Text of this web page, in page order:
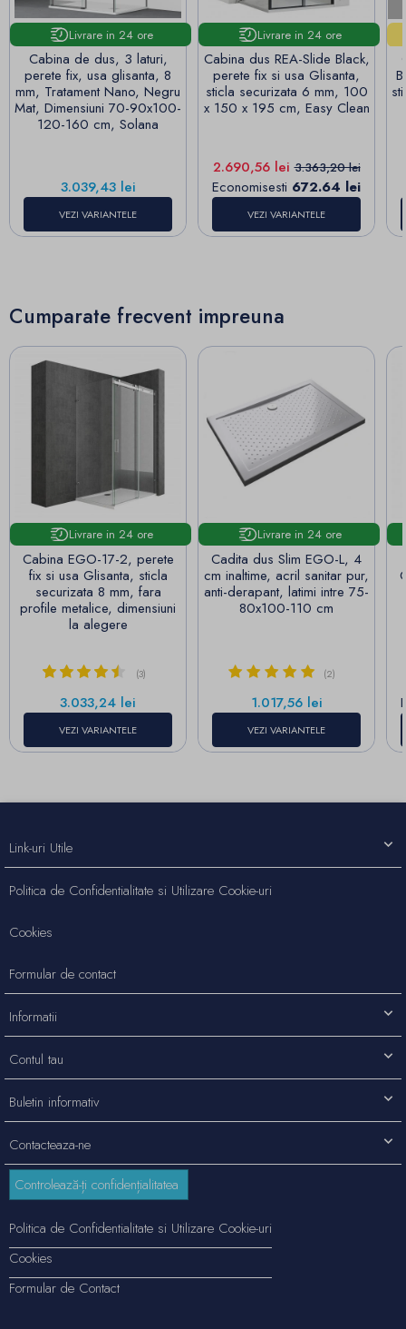
Livrare in 24 ore
Cabina de dus, 3 laturi,
perete fix, usa glisanta, 8
mm, Tratament Nano, Negru
Mat, Dimensiuni 70-90x100-
120-160 cm, Solana
Pret
3.039,43 lei
VEZI VARIANTELE
Livrare in 24 ore
Cabina dus REA-Slide Black,
perete fix si usa Glisanta,
sticla securizata 6 mm, 100
x 150 x 195 cm, Easy Clean
Pret
2.690,56 leiPret de baza
3.363,20 lei
Economisesti 672.64 lei
VEZI VARIANTELE
Cumparate frecvent impreuna
Livrare in 24 ore
Cabina EGO-17-2, perete
fix si usa Glisanta, sticla
securizata 8 mm, fara
profile metalice, dimensiuni
la alegere
(3)
Pret
3.033,24 lei
VEZI VARIANTELE
Livrare in 24 ore
Cadita dus Slim EGO-L, 4
cm inaltime, acril sanitar pur,
anti-derapant, latimi intre 75-
80x100-110 cm
(2)
Pret
1.017,56 lei
VEZI VARIANTELE
Contacteaza-ne
Link-uri Utile
Politica de Confidentialitate si Utilizare Cookie-uri
Cookies
Formular de contact
Informatii
Contul tau
Buletin informativ
Controlează-ți confidențialitatea
Politica de Confidentialitate si Utilizare Cookie-uri
Cookies
Formular de Contact